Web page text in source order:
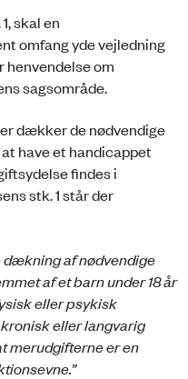
skal en
omfang yde vejledning
henvendelse om
sagsområde.
dækker de nødvendige
have et handicappet
findes i
stk. 1 står der
dækning af nødvendige
af et barn under 18 år
eller psykisk
eller langvarig
merudgifterne er en